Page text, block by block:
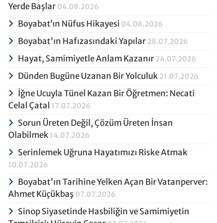
Yerde Başlar 04.08.2026
Boyabat’ın Nüfus Hikayesi 04.08.2026
Boyabat'ın Hafızasındaki Yapılar 28.07.2026
Hayat, Samimiyetle Anlam Kazanır 24.07.2026
Dünden Bugüne Uzanan Bir Yolculuk 21.07.2026
İğne Ucuyla Tünel Kazan Bir Öğretmen: Necati
Celal Çatal 17.07.2026
Sorun Üreten Değil, Çözüm Üreten İnsan
Olabilmek 14.07.2026
Serinlemek Uğruna Hayatımızı Riske Atmak
10.07.2026
Boyabat'ın Tarihine Yelken Açan Bir Vatanperver:
Ahmet Küçükbaş 07.07.2026
Sinop Siyasetinde Hasbiliğin ve Samimiyetin